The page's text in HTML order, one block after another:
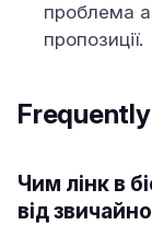
проблема
пропозиції.
Чим лінк в
від